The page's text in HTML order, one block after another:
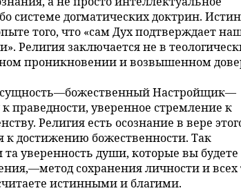
системе догматических доктрин.
того, что «сам Дух подтверждает
Религия заключается не в
проникновении и возвышенном
Настройщик—
праведности, уверенное стремление к
Религия есть осознание в вере
к достижению божественности. Так
та уверенность души, которые вы будете
сохранения личности и всех
истинными и благими.